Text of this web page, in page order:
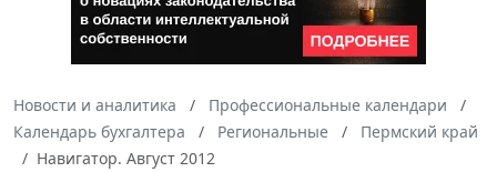
Новости и аналитика
Профессиональные календари
Календарь бухгалтера
Региональные
Пермский край
Навигатор. Август 2012